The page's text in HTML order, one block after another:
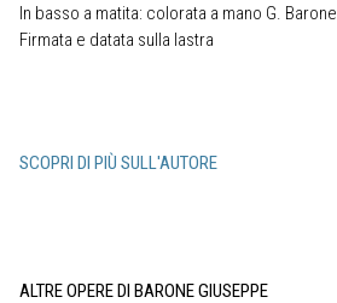
In basso a matita: colorata a mano G. Barone
Firmata e datata sulla lastra
SCOPRI DI PIÙ SULL'AUTORE
ALTRE OPERE DI BARONE GIUSEPPE